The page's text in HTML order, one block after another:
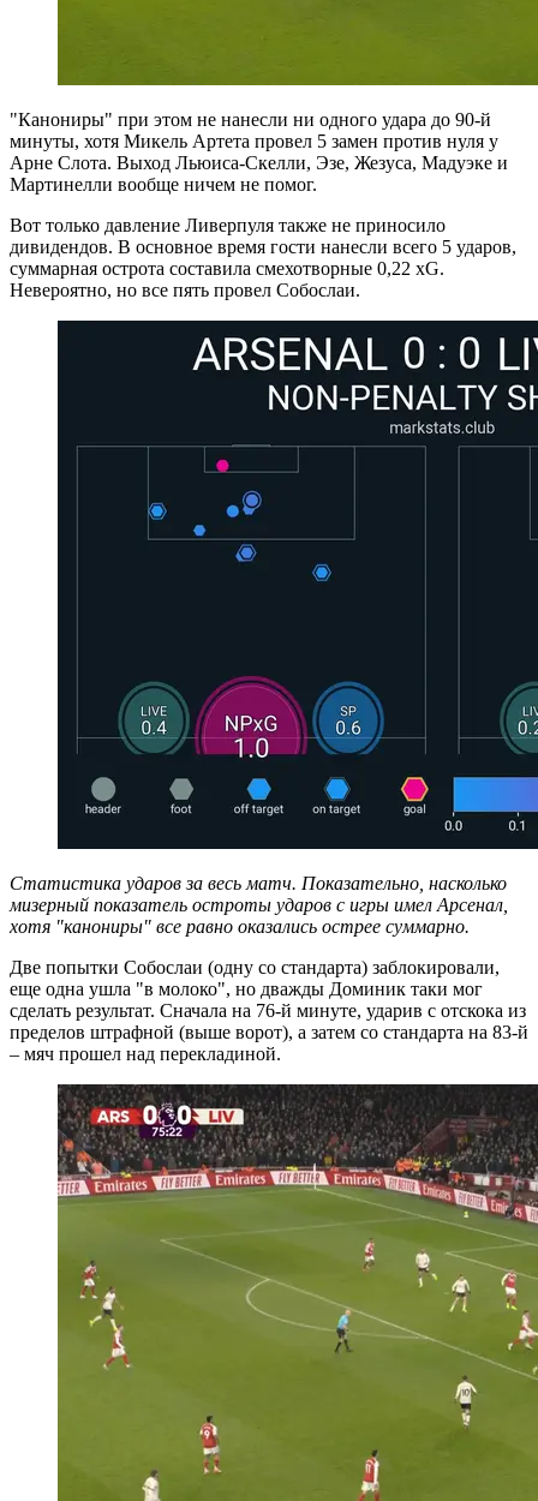
"Канониры" при этом не нанесли ни одного удара до 90-й
минуты, хотя Микель Артета провел 5 замен против нуля у
Арне Слота. Выход Льюиса-Скелли, Эзе, Жезуса, Мадуэке и
Мартинелли вообще ничем не помог.
Вот только давление Ливерпуля также не приносило
дивидендов. В основное время гости нанесли всего 5 ударов,
суммарная острота составила смехотворные 0,22 xG.
Невероятно, но все пять провел Собослаи.
Статистика ударов за весь матч. Показательно, насколько
мизерный показатель остроты ударов с игры имел Арсенал,
хотя "канониры" все равно оказались острее суммарно.
Две попытки Собослаи (одну со стандарта) заблокировали,
еще одна ушла "в молоко", но дважды Доминик таки мог
сделать результат. Сначала на 76-й минуте, ударив с отскока из
пределов штрафной (выше ворот), а затем со стандарта на 83-й
– мяч прошел над перекладиной.